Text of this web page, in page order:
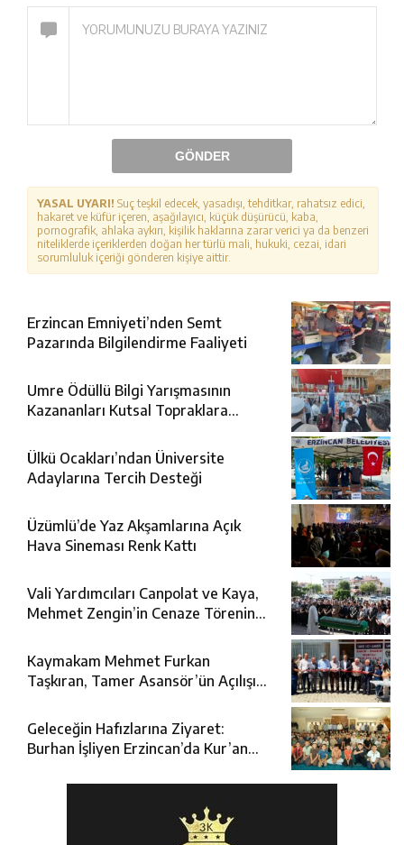
GÖNDER
YASAL UYARI! Suç teşkil edecek, yasadışı, tehditkar, rahatsız edici,
hakaret ve küfür içeren, aşağılayıcı, küçük düşürücü, kaba,
pornografik, ahlaka aykırı, kişilik haklarına zarar verici ya da benzeri
niteliklerde içeriklerden doğan her türlü mali, hukuki, cezai, idari
sorumluluk içeriği gönderen kişiye aittir.
Erzincan Emniyeti’nden Semt
Pazarında Bilgilendirme Faaliyeti
Umre Ödüllü Bilgi Yarışmasının
Kazananları Kutsal Topraklara
Ülkü Ocakları’ndan Üniversite
Adaylarına Tercih Desteği
Üzümlü’de Yaz Akşamlarına Açık
Hava Sineması Renk Kattı
Vali Yardımcıları Canpolat ve Kaya,
Mehmet Zengin’in Cenaze Törenine
Kaymakam Mehmet Furkan
Taşkıran, Tamer Asansör’ün Açılışına
Geleceğin Hafızlarına Ziyaret:
Burhan İşliyen Erzincan’da Kur’an